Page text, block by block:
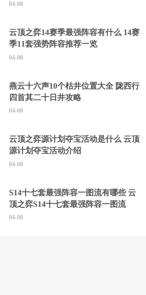
04-08
云顶之弈14赛季最强阵容有什么 14赛
季11套强势阵容推荐一览
04-08
燕云十六声10个枯井位置大全 陇西行
四首其二十日井攻略
04-08
云顶之弈源计划夺宝活动是什么 云顶
源计划夺宝活动介绍
04-08
S14十七套最强阵容一图流有哪些 云
顶之弈S14十七套最强阵容一图流
04-08